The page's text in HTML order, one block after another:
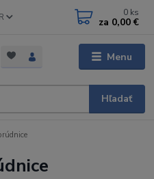
Menu
Hľadať
0 ks
za 0,00 €